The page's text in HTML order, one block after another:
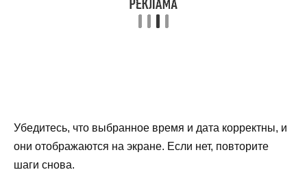
Убедитесь, что выбранное время и дата корректны, и
они отображаются на экране. Если нет, повторите
шаги снова.